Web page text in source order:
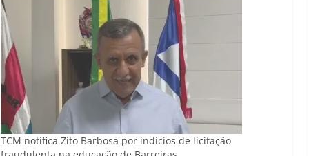
TCM notifica Zito Barbosa por indícios de licitação